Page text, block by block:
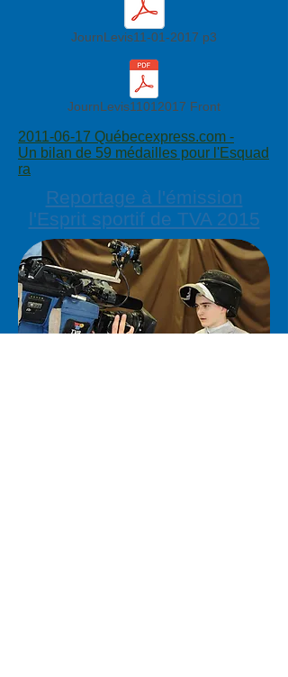
JournLevis11-01-2017 p3
JournLevis11012017 Front
2011-06-17 Québecexpress.com -
Un bilan de 59 médailles pour l'Esquad
ra
Reportage à l'émission
l'Esprit sportif de TVA 2015